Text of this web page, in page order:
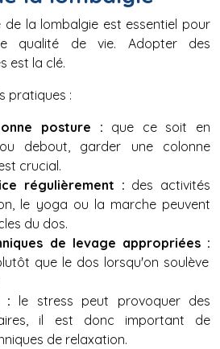
de la lombalgie est essentiel pour
qualité de vie. Adopter des
est la clé.
pratiques :
posture : que ce soit en
debout, garder une colonne
crucial.
régulièrement : des activités
le yoga ou la marche peuvent
du dos.
de levage appropriées :
que le dos lorsqu'on soulève
: le stress peut provoquer des
il est donc important de
de relaxation.